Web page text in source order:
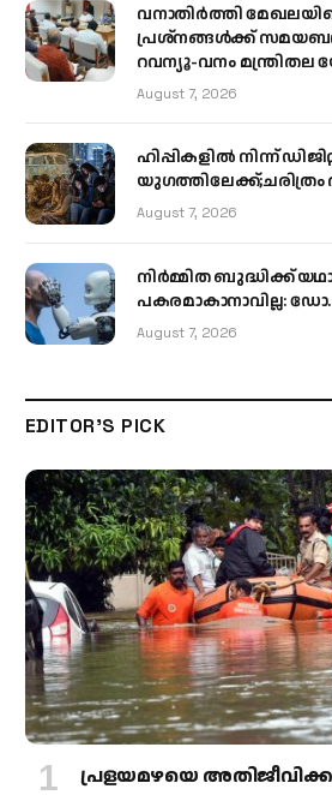
വനാതിർത്തി
പ്രശ്നങ്ങൾക്ക്
റവന്യൂ-വനം മന്ത്രിതല
August 7, 2026
ഹിപ്പികളില്‍ നിന്ന്
August 7, 2026
നിർമ്മിത ബുദ്ധിക്ക്
പകരമാകാനാവില്ല:
August 7, 2026
EDITOR'S PICK
പ്രളയമഴയെ